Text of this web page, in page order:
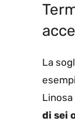
La
di sei